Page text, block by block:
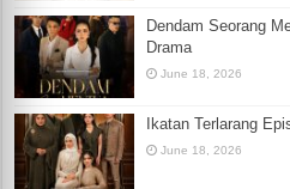
Dendam Seorang
Drama
June 18, 2026
Ikatan Terlarang
June 18, 2026